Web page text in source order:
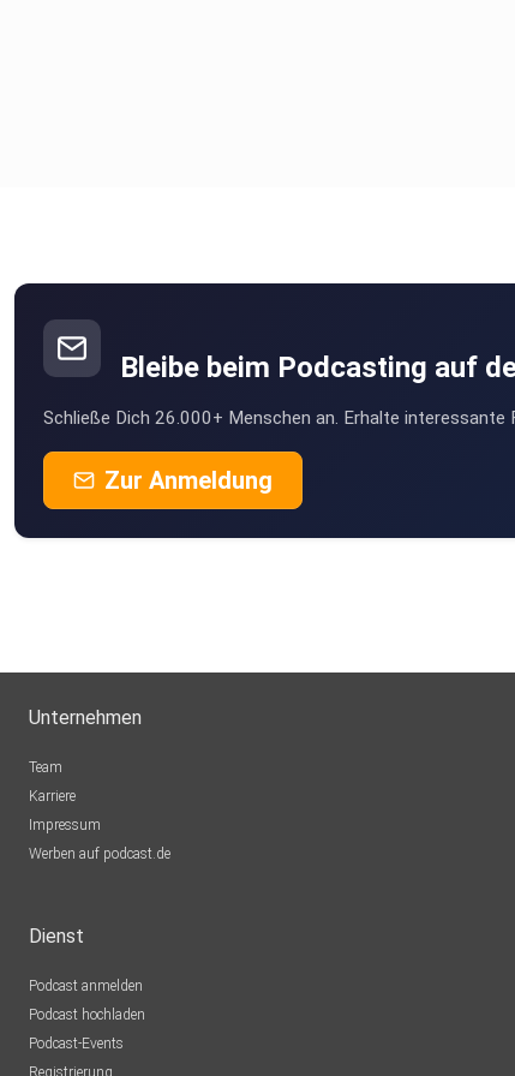
Bleibe beim Podcasting auf
Schließe Dich 26.000+ Menschen an. Erhalte
Zur Anmeldung
Unternehmen
Team
Karriere
Impressum
Werben auf podcast.de
Dienst
Podcast anmelden
Podcast hochladen
Podcast-Events
Registrierung